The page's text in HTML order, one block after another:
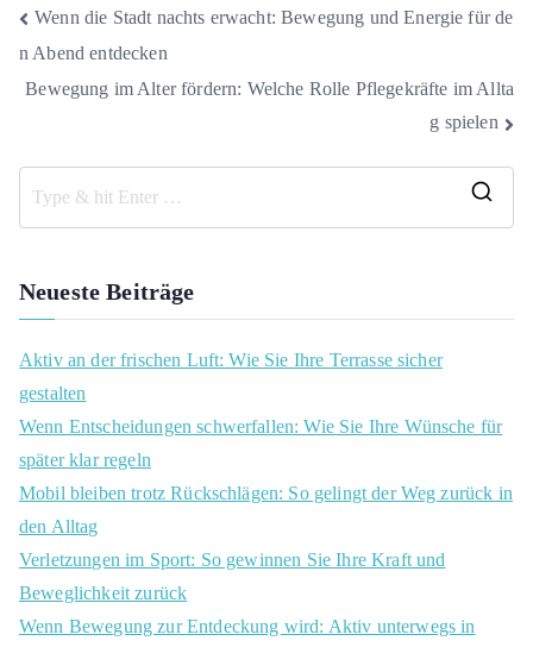
Beitragsnavigation
Wenn die Stadt nachts erwacht: Bewegung und Energie für de
n Abend entdecken
Bewegung im Alter fördern: Welche Rolle Pflegekräfte im Allta
g spielen
Neueste Beiträge
Aktiv an der frischen Luft: Wie Sie Ihre Terrasse sicher
gestalten
Wenn Entscheidungen schwerfallen: Wie Sie Ihre Wünsche für
später klar regeln
Mobil bleiben trotz Rückschlägen: So gelingt der Weg zurück in
den Alltag
Verletzungen im Sport: So gewinnen Sie Ihre Kraft und
Beweglichkeit zurück
Wenn Bewegung zur Entdeckung wird: Aktiv unterwegs in